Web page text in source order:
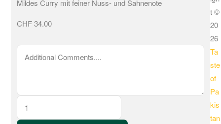
Mildes Curry mit feiner Nuss- und Sahnenote
CHF34.00
t ©
20
26
Ta
ste
of
Pa
kis
tan